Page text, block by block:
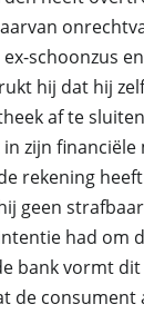
schoonzus
hij dat hij
af te
zijn financiële
rekening
geen
had om
bank vormt
de